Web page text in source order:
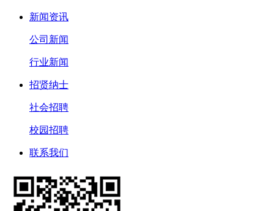
新闻资讯
公司新闻
行业新闻
招贤纳士
社会招聘
校园招聘
联系我们